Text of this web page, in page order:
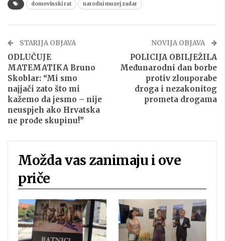
domovinski rat narodni muzej zadar
STARIJA OBJAVA
ODLUČUJE
MATEMATIKA Bruno
Skoblar: “Mi smo
najjači zato što mi
kažemo da jesmo – nije
neuspjeh ako Hrvatska
ne prođe skupinu!”
NOVIJA OBJAVA
POLICIJA OBILJEŽILA
Međunarodni dan borbe
protiv zlouporabe
droga i nezakonitog
prometa drogama
Možda vas zanimaju i ove
priče